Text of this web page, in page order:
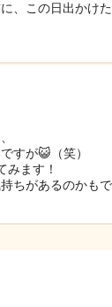
、この日出かけ
すが😺（笑）
みます！
ちがあるのかも